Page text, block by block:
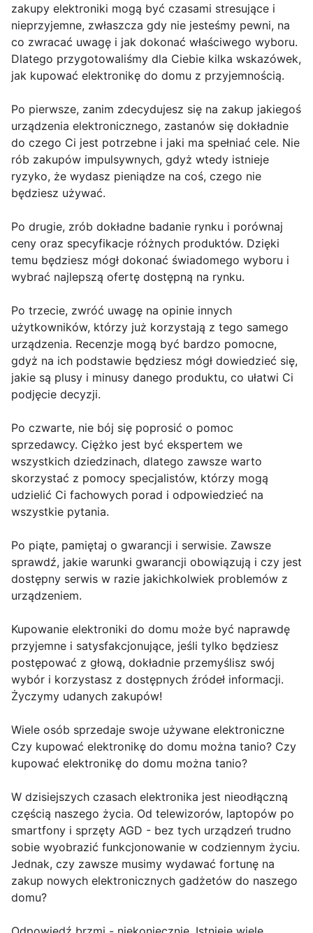
zakupy elektroniki mogą być czasami stresujące i
nieprzyjemne, zwłaszcza gdy nie jesteśmy pewni, na
co zwracać uwagę i jak dokonać właściwego wyboru.
Dlatego przygotowaliśmy dla Ciebie kilka wskazówek,
jak kupować elektronikę do domu z przyjemnością.
Po pierwsze, zanim zdecydujesz się na zakup jakiegoś
urządzenia elektronicznego, zastanów się dokładnie
do czego Ci jest potrzebne i jaki ma spełniać cele. Nie
rób zakupów impulsywnych, gdyż wtedy istnieje
ryzyko, że wydasz pieniądze na coś, czego nie
będziesz używać.
Po drugie, zrób dokładne badanie rynku i porównaj
ceny oraz specyfikacje różnych produktów. Dzięki
temu będziesz mógł dokonać świadomego wyboru i
wybrać najlepszą ofertę dostępną na rynku.
Po trzecie, zwróć uwagę na opinie innych
użytkowników, którzy już korzystają z tego samego
urządzenia. Recenzje mogą być bardzo pomocne,
gdyż na ich podstawie będziesz mógł dowiedzieć się,
jakie są plusy i minusy danego produktu, co ułatwi Ci
podjęcie decyzji.
Po czwarte, nie bój się poprosić o pomoc
sprzedawcy. Ciężko jest być ekspertem we
wszystkich dziedzinach, dlatego zawsze warto
skorzystać z pomocy specjalistów, którzy mogą
udzielić Ci fachowych porad i odpowiedzieć na
wszystkie pytania.
Po piąte, pamiętaj o gwarancji i serwisie. Zawsze
sprawdź, jakie warunki gwarancji obowiązują i czy jest
dostępny serwis w razie jakichkolwiek problemów z
urządzeniem.
Kupowanie elektroniki do domu może być naprawdę
przyjemne i satysfakcjonujące, jeśli tylko będziesz
postępować z głową, dokładnie przemyślisz swój
wybór i korzystasz z dostępnych źródeł informacji.
Życzymy udanych zakupów!
Wiele osób sprzedaje swoje używane elektroniczne
Czy kupować elektronikę do domu można tanio? Czy
kupować elektronikę do domu można tanio?
W dzisiejszych czasach elektronika jest nieodłączną
częścią naszego życia. Od telewizorów, laptopów po
smartfony i sprzęty AGD - bez tych urządzeń trudno
sobie wyobrazić funkcjonowanie w codziennym życiu.
Jednak, czy zawsze musimy wydawać fortunę na
zakup nowych elektronicznych gadżetów do naszego
domu?